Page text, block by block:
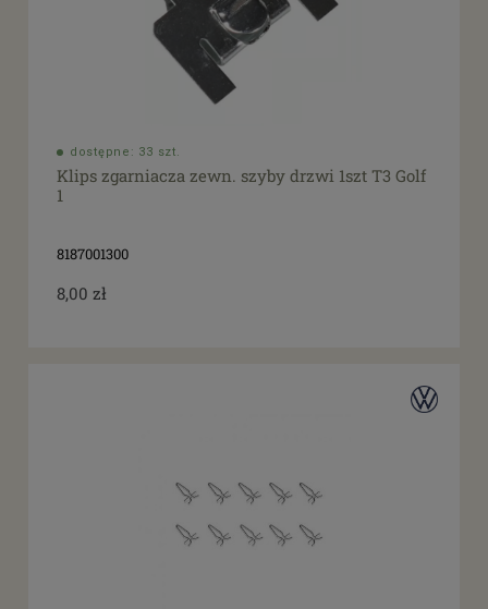
dostępne: 33 szt.
Klips zgarniacza zewn. szyby drzwi 1szt T3 Golf
1
8187001300
8,00 zł